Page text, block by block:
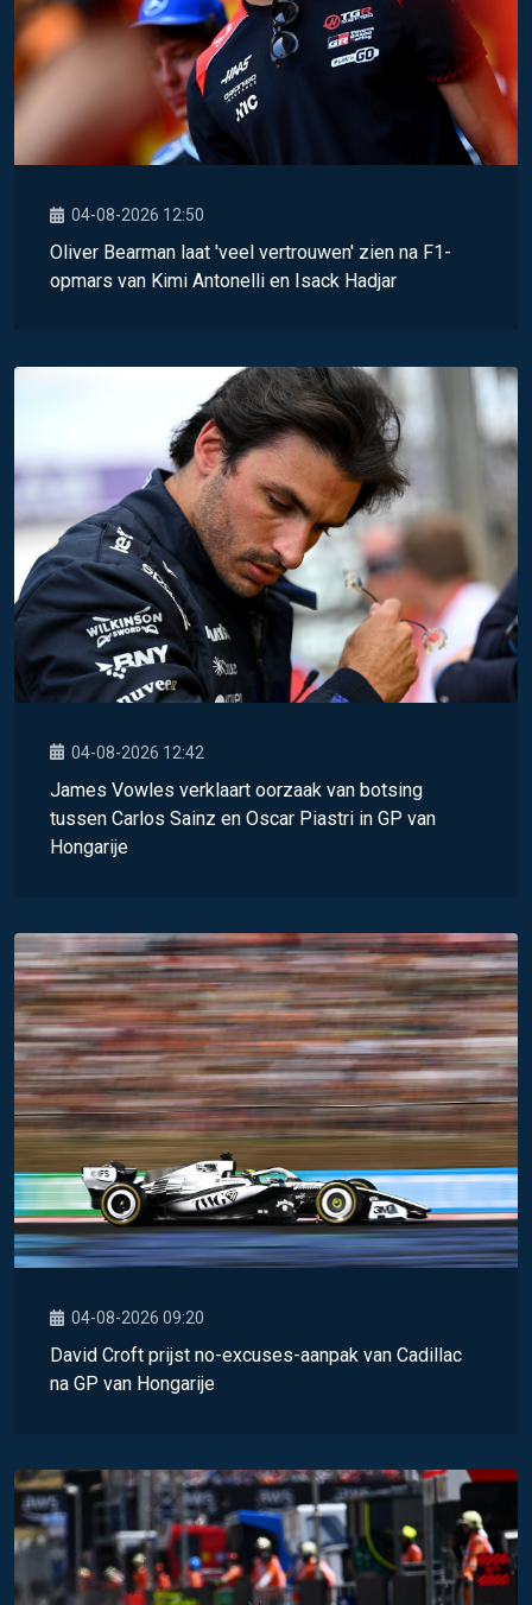
04-08-2026 12:50
Oliver Bearman laat 'veel vertrouwen' zien na F1-
opmars van Kimi Antonelli en Isack Hadjar
04-08-2026 12:42
James Vowles verklaart oorzaak van botsing
tussen Carlos Sainz en Oscar Piastri in GP van
Hongarije
04-08-2026 09:20
David Croft prijst no-excuses-aanpak van Cadillac
na GP van Hongarije